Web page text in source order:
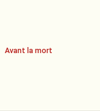
Avant la mort